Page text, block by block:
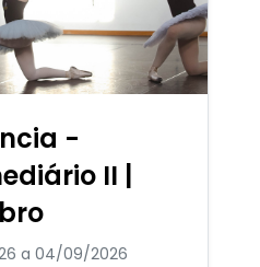
-
II |
a 04/09/2026